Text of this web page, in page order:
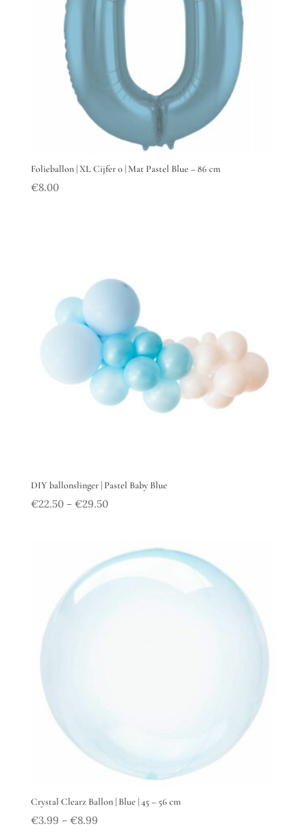
Folieballon | XL Cijfer 0 | Mat Pastel Blue – 86 cm
€8.00
DIY ballonslinger | Pastel Baby Blue
€22.50– €29.50
Crystal Clearz Ballon | Blue | 45 – 56 cm
€3.99 – €8.99